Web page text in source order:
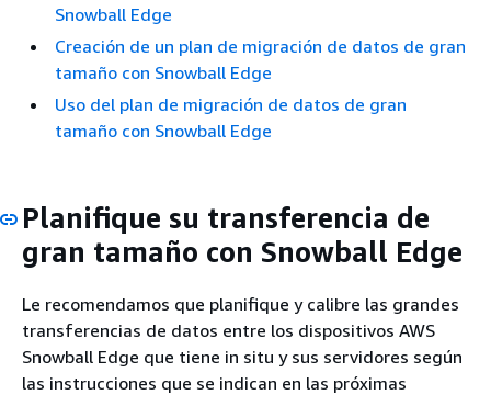
Snowball Edge
Creación de un plan de migración de datos de gran
tamaño con Snowball Edge
Uso del plan de migración de datos de gran
tamaño con Snowball Edge
Planifique su transferencia de
gran tamaño con Snowball Edge
Le recomendamos que planifique y calibre las grandes
transferencias de datos entre los dispositivos AWS
Snowball Edge que tiene in situ y sus servidores según
las instrucciones que se indican en las próximas